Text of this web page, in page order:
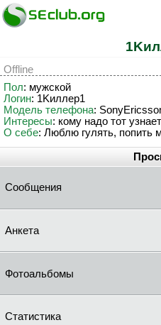
Offline
Пол: мужской
Логин: 1Kиллep1
Модель телефона:
Интересы: кому надо тот
О себе: Люблю гулять, попить
Сообщения
Анкета
Фотоальбомы
Статистика